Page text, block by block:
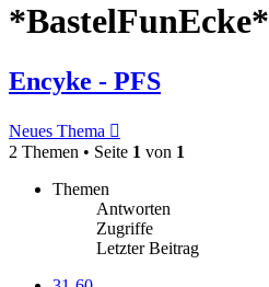
*BastelFunEcke*
Encyke - PFS
Neues Thema
2 Themen • Seite 1 von 1
Themen
Antworten
Zugriffe
Letzter Beitrag